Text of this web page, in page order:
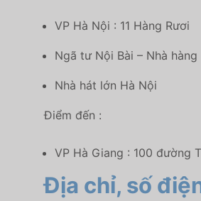
VP Hà Nội : 11 Hàng Rươi
Ngã tư Nội Bài – Nhà hàng
Nhà hát lớn Hà Nội
Điểm đến :
VP Hà Giang : 100 đường
Địa chỉ, số